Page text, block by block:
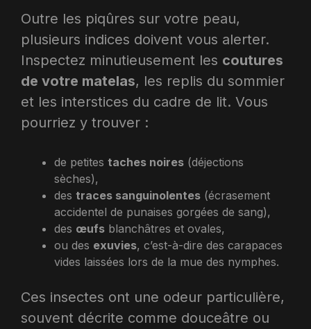
Outre les piqûres sur votre peau,
plusieurs indices doivent vous alerter.
Inspectez minutieusement les coutures
de votre matelas, les replis du sommier
et les interstices du cadre de lit. Vous
pourriez y trouver :
de petites taches noires (déjections
sèches),
des traces sanguinolentes (écrasement
accidentel de punaises gorgées de sang),
des œufs blanchâtres et ovales,
ou des exuvies, c’est-à-dire des carapaces
vides laissées lors de la mue des nymphes.
Ces insectes ont une odeur particulière,
souvent décrite comme douceâtre ou